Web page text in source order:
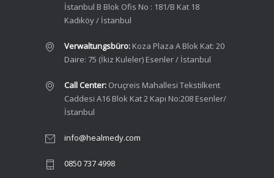
İstanbul B Blok Ofis No : 181/B Kat 18
Kadıköy / İstanbul
Verwaltungsbüro: Koza Plaza A Blok Kat: 20
Daire: 75 (İkiz Kuleler) Esenler / İstanbul
Call Center: Oruçreis Mahallesi Tekstilkent
Caddesi A16 Blok Kat 2 Kapı No:208 Esenler/
İstanbul
info@healmedy.com
0850 737 4998